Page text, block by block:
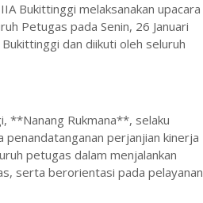
Bukittinggi melaksanakan upacara
Petugas pada Senin, 26 Januari
dan diikuti oleh seluruh
**Nanang Rukmana**, selaku
penandatanganan perjanjian kinerja
petugas dalam menjalankan
serta berorientasi pada pelayanan